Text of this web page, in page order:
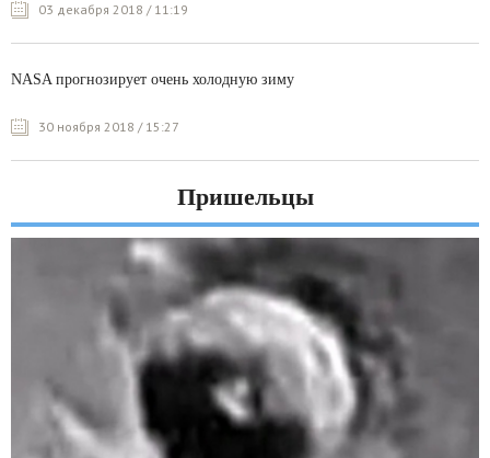
03 декабря 2018 / 11:19
NASA прогнозирует очень холодную зиму
30 ноября 2018 / 15:27
Пришельцы